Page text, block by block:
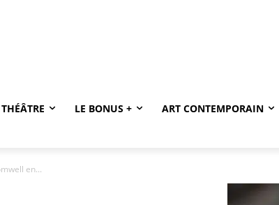
THÉÂTRE LE BONUS + ART CONTEMPORAIN
en...